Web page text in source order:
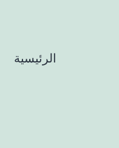
الرئيسية